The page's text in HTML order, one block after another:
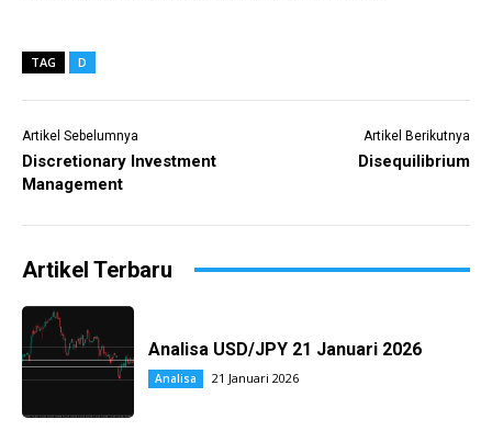
TAG D
Artikel Sebelumnya
Discretionary Investment
Management
Artikel Berikutnya
Disequilibrium
Artikel Terbaru
Analisa USD/JPY 21 Januari 2026
Analisa 21 Januari 2026